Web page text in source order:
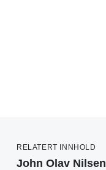
RELATERT INNHOLD
John Olav Nilsen